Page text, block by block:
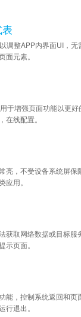
调整APP内界面UI，
面元素。
于增强页面功能以更
在线配置。
亮，不受设备系统屏保
应用。
获取网络数据或目标服
示页面。
能，控制系统返回和页
行退出。